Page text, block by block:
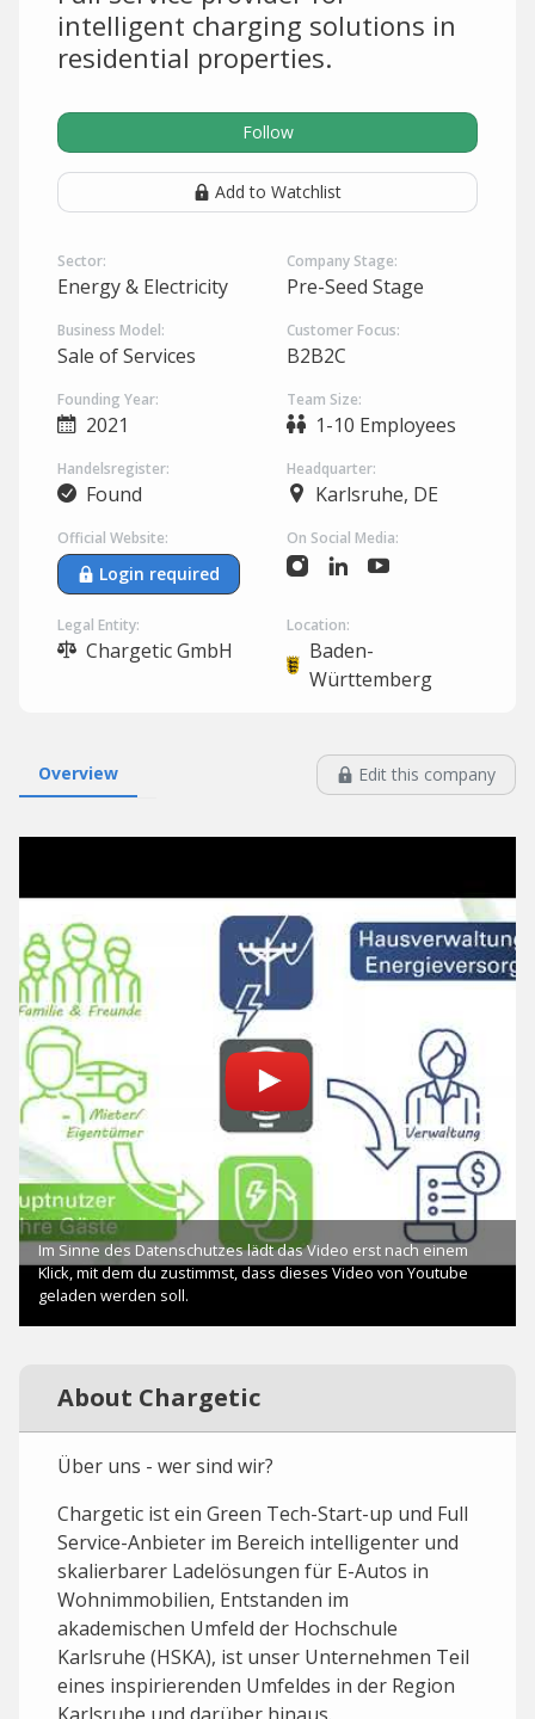
intelligent charging solutions in
residential properties.
Follow
Add to Watchlist
Sector:
Energy & Electricity
Company Stage:
Pre-Seed Stage
Business Model:
Sale of Services
Customer Focus:
B2B2C
Founding Year:
2021
Team Size:
1-10 Employees
Handelsregister:
Found
Headquarter:
Karlsruhe, DE
Official Website:
Login required
On Social Media:
Legal Entity:
Chargetic GmbH
Location:
Baden-
Württemberg
Overview Edit this company
About Chargetic
Über uns - wer sind wir?
Chargetic ist ein Green Tech-Start-up und Full
Service-Anbieter im Bereich intelligenter und
skalierbarer Ladelösungen für E-Autos in
Wohnimmobilien, Entstanden im
akademischen Umfeld der Hochschule
Karlsruhe (HSKA), ist unser Unternehmen Teil
eines inspirierenden Umfeldes in der Region